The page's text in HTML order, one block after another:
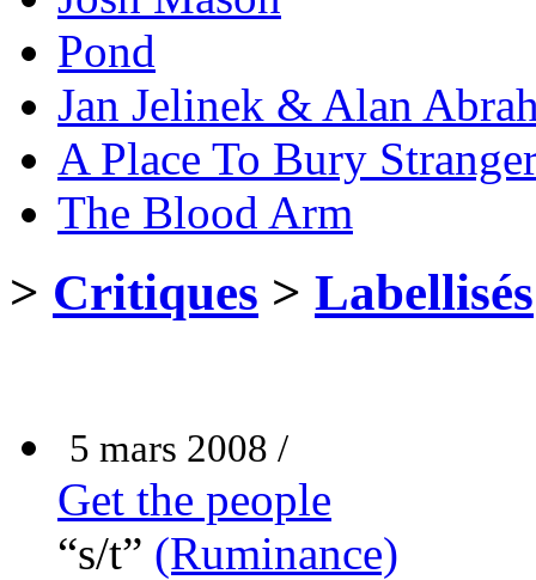
Pond
Jan Jelinek & Alan
A Place To Bury
The Blood Arm
> Critiques > Labellisés
5 mars 2008 /
Get the people
“s/t” (Ruminance)